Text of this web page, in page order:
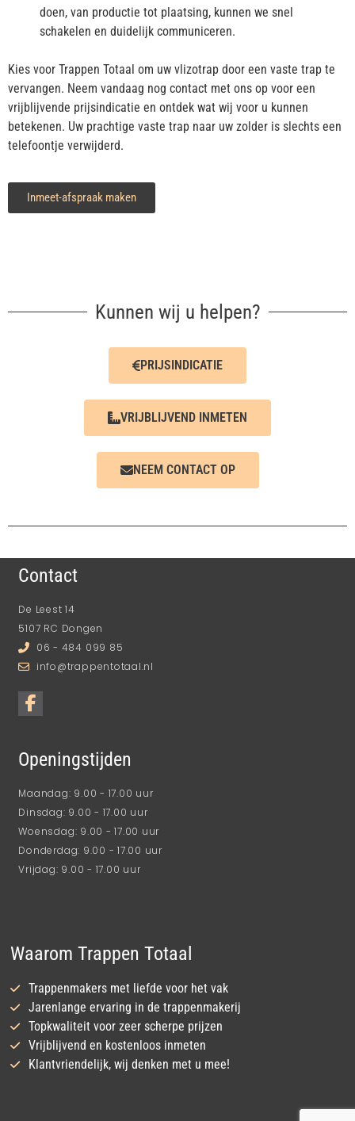
doen, van productie tot plaatsing, kunnen we snel
schakelen en duidelijk communiceren.
Kies voor Trappen Totaal om uw vlizotrap door een vaste trap te
vervangen. Neem vandaag nog contact met ons op voor een
vrijblijvende prijsindicatie en ontdek wat wij voor u kunnen
betekenen. Uw prachtige vaste trap naar uw zolder is slechts een
telefoontje verwijderd.
Inmeet-afspraak maken
Kunnen wij u helpen?
PRIJSINDICATIE
VRIJBLIJVEND INMETEN
NEEM CONTACT OP
Contact
De Leest 14
5107 RC Dongen
06 - 484 099 85
info@trappentotaal.nl
Openingstijden
Maandag: 9.00 - 17.00 uur
Dinsdag: 9.00 - 17.00 uur
Woensdag: 9.00 - 17.00 uur
Donderdag: 9.00 - 17.00 uur
Vrijdag: 9.00 - 17.00 uur
Waarom Trappen Totaal
Trappenmakers met liefde voor het vak
Jarenlange ervaring in de trappenmakerij
Topkwaliteit voor zeer scherpe prijzen
Vrijblijvend en kostenloos inmeten
Klantvriendelijk, wij denken met u mee!